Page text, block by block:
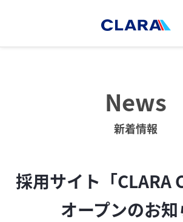
News
新着情報
採用サイト「CLARA
オープンのお知